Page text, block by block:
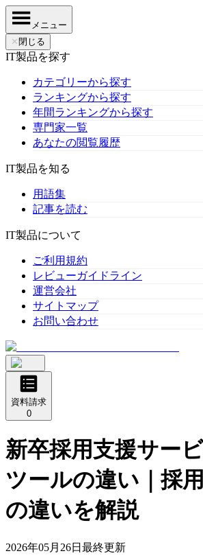
メニュー
✕ 閉じる
IT製品を探す
カテゴリーから探す
ランキングから探す
年間ランキングから探す
専門家一覧
あなたの閲覧履歴
IT製品を知る
用語集
記事を読む
IT製品について
ご利用規約
レビューガイドライン
運営会社
サイトマップ
お問い合わせ
資料請求
0
新卒採用支援サー
ツールの違い｜採
の違いを解説
2026年05月26日 最終更新